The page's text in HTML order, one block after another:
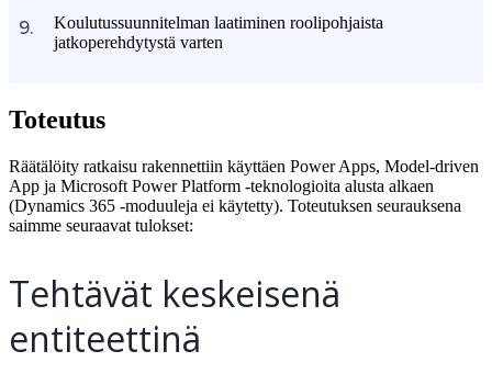
Koulutussuunnitelman laatiminen roolipohjaista
jatkoperehdytystä varten
Toteutus
Räätälöity ratkaisu rakennettiin käyttäen Power Apps, Model-driven
App ja Microsoft Power Platform -teknologioita alusta alkaen
(Dynamics 365 -moduuleja ei käytetty). Toteutuksen seurauksena
saimme seuraavat tulokset:
Tehtävät keskeisenä
entiteettinä